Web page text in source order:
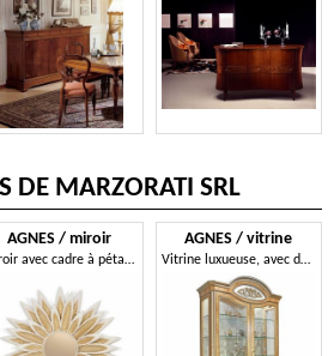
DE MARZORATI SRL
AGNES / miroir
Miroir avec cadre à pétales
AGNES / vitrine
Vitrine luxueuse, avec des détails incrustés